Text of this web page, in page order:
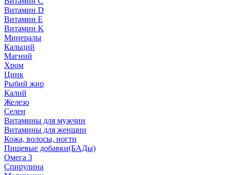
Витамин D
Витамин E
Витамин K
Минералы
Кальций
Магний
Хром
Цинк
Рыбий жир
Калий
Железо
Селен
Витамины для мужчин
Витамины для женщин
Кожа, волосы, ногти
Пищевые добавки(БАДы)
Омега 3
Спирулина